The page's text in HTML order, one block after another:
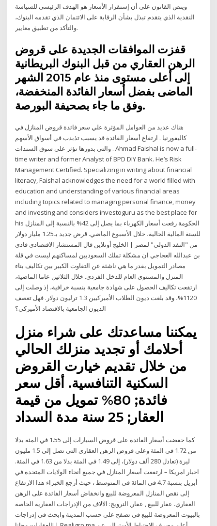
وينص القانون على أن إستقرار الأسعار هو الهدف الرئيسى للسياسة
النقدية الذي يتقدم تبذل بشأن الرقابة على الائتمان الذي تقدمه البنوك،
والتأكد من تطبيق معايير.
قفزت الموافقات الجديدة على قروض
الرهن العقاري من قبل البنوك البريطانية
إلى أعلى مستوى منذ عام 2015 الشهر
الماضى بفضل أسعار الفائدة المنخفضة،
وفق ما جاء بصحيفة البورصة.
هناك عديد من العوامل المؤثرة علي سعر فائدة قروض المنازل في
كاليفورنيا . ارتفاع أسعار الفائدة قد يسبب تذبذب في أسواق الأسهم
والتي بدورها تؤثر علي سوق السندات . Ahmad Faishal is now a full-
time writer and former Analyst of BPD DIY Bank. He’s Risk
Management Certified. Specializing in writing about financial
literacy, Faishal acknowledges the need for a world filled with
education and understanding of various financial areas
including topics related to managing personal finance, money
and investing and considers investoguru as the best place for
his الحكومة رفعت أسعار الكهرباء بما يصل إلى 42% بالنسبة إلى المنازل
للسنة المالية الحالية، خلال الأسبوع الماضي. قرض جديد بـ1.25 مليار دولار
من "النقد الدولي" لمصر | الخليج أونلاين قال المستشار الاقتصادي فادي
بن عبدالله العجاجي ان مشكلة تملك السعوديين لمساكنهم ليست في قلة
مصادر التمويل بقدر ما هي ناشئة عن التفاوت الكبير بين تكاليف بناء
المنزل والمستوى العام للدخل الفردي. خلال الثلاثين عاما الماضية،
ارتفعت تكاليف الحصول على شهادة جامعية بنسبة خرافية، إذ وصلت إلى
1120%، وقد بلغت ديون الطلاب الأميركيين 1.3 ترليون دولار. فهل تعصف
الديون الجامعية بالاقتصاد الأميركي؟
يمكننا مساعدتك على شراء منزل
أحلامك أو تجديد منزلك الحالي
من خلال تقديم خيارت القروض
السكنية التنافسية. أقل سعر
فائدة; 80% تمويل من قيمة
كما خفضت أسعار الفائدة على قروض السيارات إلى 1.55 في المئة بدلا
من 1.72 في المئة وعلى قروض الرهن العقاري التي تصل إلى 1.5 مليون
ليرة (تعادل 280 ألف دولار)، إلى 1.49 في المئة بدلا من 1.63 في المئة.
اخبار امريكا – ارتفعت أسعار المنازل في جميع أنحاء الولايات المتحدة في
أبريل بنسبة 4.7 في المائة في المتوسط ، حيث أرجع الخبراء هذا الارتفاع
إلى نقص المنازل المعروضة للبيع وانخفاض أسعار الفائدة على الرهن
العقاري. عقار للبيع , عقار, النرويج: الآلاف من الإدراجات العقارية الخاصة
بالبيوت المعروضة للبيع في تصفح على حسب المدينة وابحث في إدراجات